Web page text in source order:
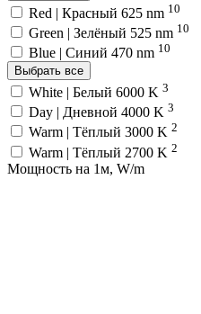
Red | Красный 625 nm 10
Green | Зелёный 525 nm 10
Blue | Синий 470 nm 10
Выбрать все
White | Белый 6000 K 3
Day | Дневной 4000 K 3
Warm | Тёплый 3000 K 2
Warm | Тёплый 2700 K 2
Мощность на 1м, W/m